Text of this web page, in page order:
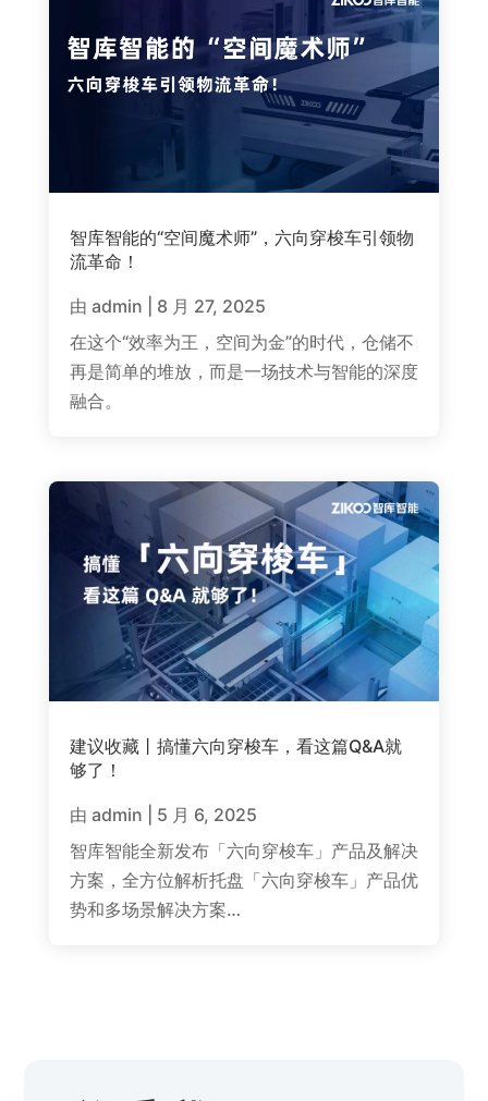
智库智能的“空间魔术师”，六向穿梭车引领物
流革命！
由 admin
8 月 27, 2025
在这个“效率为王，空间为金”的时代，仓储不
再是简单的堆放，而是一场技术与智能的深度
融合。
建议收藏丨搞懂六向穿梭车，看这篇Q&A就
够了！
由 admin
5 月 6, 2025
智库智能全新发布「六向穿梭车」产品及解决
方案，全方位解析托盘「六向穿梭车」产品优
势和多场景解决方案…